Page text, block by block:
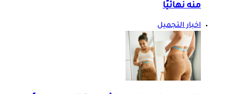
منه نهائيًا
اخبار التجميل